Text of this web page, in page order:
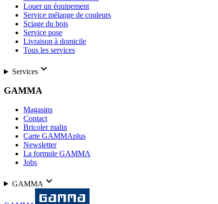
Louer un équipement
Service mélange de couleurs
Sciage du bois
Service pose
Livraison à domicile
Tous les services
Services
GAMMA
Magasins
Contact
Bricoler malin
Carte GAMMAplus
Newsletter
La formule GAMMA
Jobs
GAMMA